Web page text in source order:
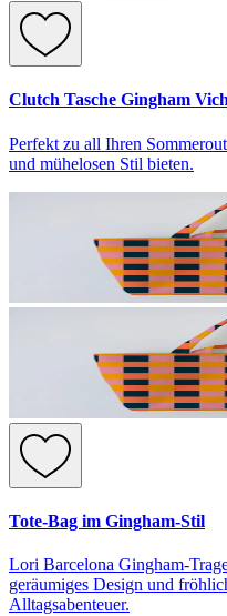
Clutch Tasche Gingham
Perfekt zu all Ihren
und mühelosen Stil bieten.
Tote-Bag im Gingham-Stil
Lori Barcelona Gingham-
geräumiges Design und
Alltagsabenteuer.